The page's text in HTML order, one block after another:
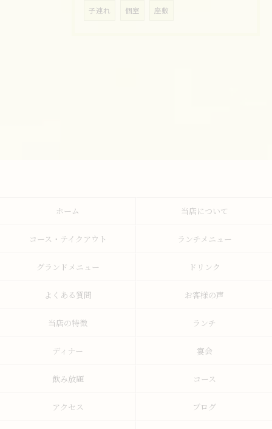
子連れ 個室 座敷
ホーム 当店について
コース・テイクアウト ランチメニュー
グランドメニュー ドリンク
よくある質問 お客様の声
当店の特徴 ランチ
ディナー 宴会
飲み放題 コース
アクセス ブログ